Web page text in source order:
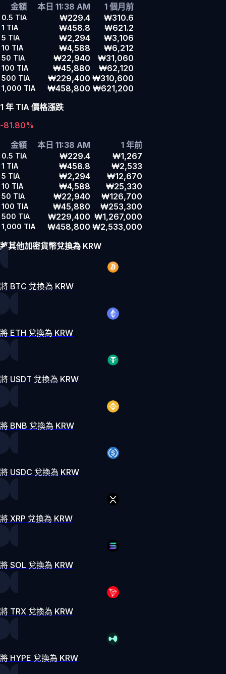
金額
本日 11:38 AM 1 個月前
0.5 TIA ₩229.4 ₩310.6
1 TIA ₩458.8 ₩621.2
5 TIA ₩2,294 ₩3,106
10 TIA ₩4,588 ₩6,212
50 TIA ₩22,940 ₩31,060
100 TIA ₩45,880 ₩62,120
500 TIA ₩229,400 ₩310,600
1,000 TIA ₩458,800 ₩621,200
1 年 TIA 價格漲跌
-81.80%
金額
本日 11:38 AM 1 年前
0.5 TIA ₩229.4 ₩1,267
1 TIA ₩458.8 ₩2,533
5 TIA ₩2,294 ₩12,670
10 TIA ₩4,588 ₩25,330
50 TIA ₩22,940 ₩126,700
100 TIA ₩45,880 ₩253,300
500 TIA ₩229,400 ₩1,267,000
1,000 TIA ₩458,800 ₩2,533,000
將其他加密貨幣兌換為 KRW
將 BTC 兌換為 KRW
將 ETH 兌換為 KRW
將 USDT 兌換為 KRW
將 BNB 兌換為 KRW
將 USDC 兌換為 KRW
將 XRP 兌換為 KRW
將 SOL 兌換為 KRW
將 TRX 兌換為 KRW
將 HYPE 兌換為 KRW